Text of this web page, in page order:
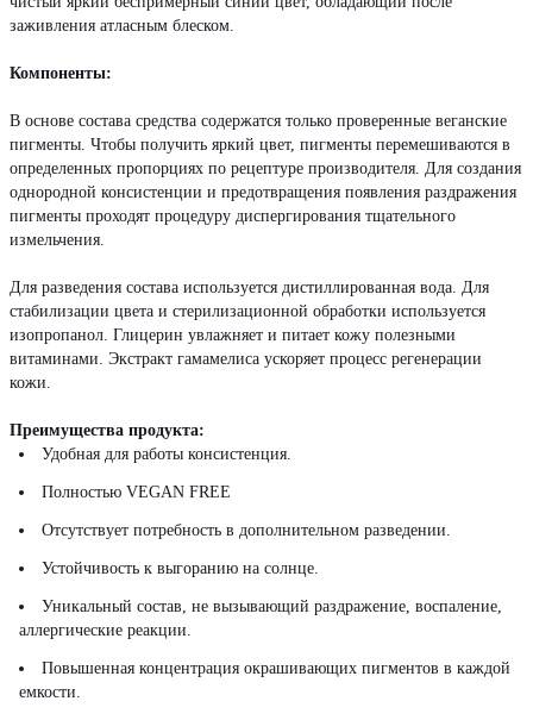
заживления атласным блеском.
Компоненты:
В основе состава средства содержатся только проверенные веганские
пигменты. Чтобы получить яркий цвет, пигменты перемешиваются в
определенных пропорциях по рецептуре производителя. Для создания
однородной консистенции и предотвращения появления раздражения
пигменты проходят процедуру диспергирования тщательного
измельчения.
Для разведения состава используется дистиллированная вода. Для
стабилизации цвета и стерилизационной обработки используется
изопропанол. Глицерин увлажняет и питает кожу полезными
витаминами. Экстракт гамамелиса ускоряет процесс регенерации
кожи.
Преимущества продукта:
Удобная для работы консистенция.
Полностью VEGAN FREE
Отсутствует потребность в дополнительном разведении.
Устойчивость к выгоранию на солнце.
Уникальный состав, не вызывающий раздражение, воспаление,
аллергические реакции.
Повышенная концентрация окрашивающих пигментов в каждой
емкости.